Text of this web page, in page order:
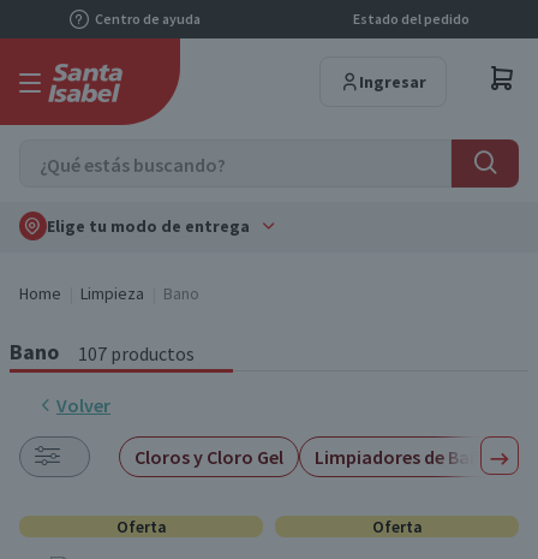
Centro de ayuda Estado del pedido
Ingresar
Elige tu modo de entrega
Home Limpieza Bano
Bano 107 productos
Volver
Cloros y Cloro Gel Limpiadores de Baño
Oferta Oferta